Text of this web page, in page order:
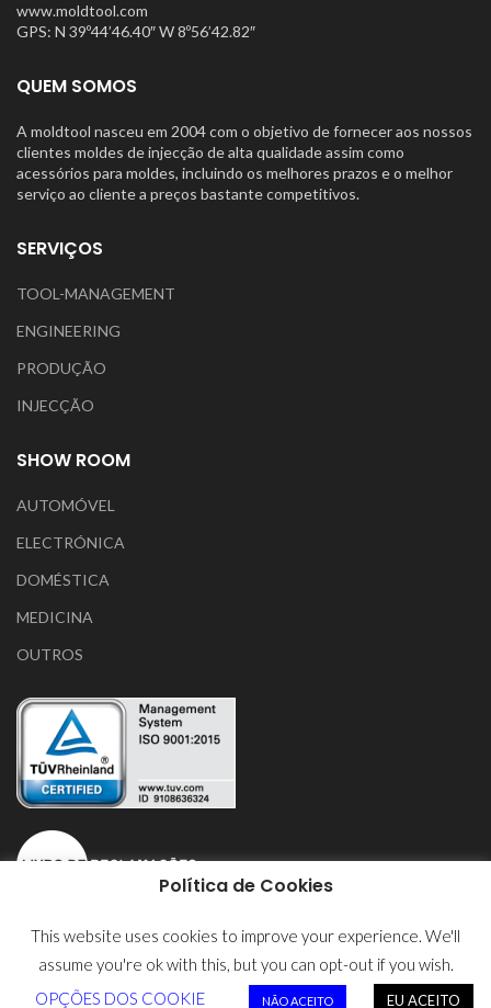
www.moldtool.com
GPS: N 39º44’46.40″ W 8º56’42.82″
QUEM SOMOS
A moldtool nasceu em 2004 com o objetivo de fornecer aos nossos
clientes moldes de injecção de alta qualidade assim como
acessórios para moldes, incluindo os melhores prazos e o melhor
serviço ao cliente a preços bastante competitivos.
SERVIÇOS
TOOL-MANAGEMENT
ENGINEERING
PRODUÇÃO
INJECÇÃO
SHOW ROOM
AUTOMÓVEL
ELECTRÓNICA
DOMÉSTICA
MEDICINA
OUTROS
POLITÍCA DE PRIVACIDADE
Política de Cookies
This website uses cookies to improve your experience. We'll
assume you're ok with this, but you can opt-out if you wish.
OPÇÕES DOS COOKIE
NÃO ACEITO EU ACEITO